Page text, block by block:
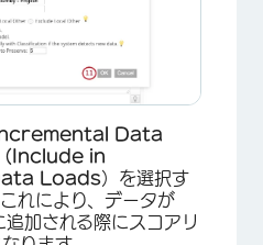
Data
Include in
Loads）を選択す
れにより、データが
加される際にスコアリ